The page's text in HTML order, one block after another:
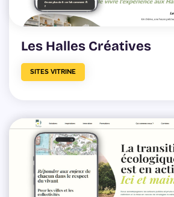
Les Halles Créatives
SITES VITRINE